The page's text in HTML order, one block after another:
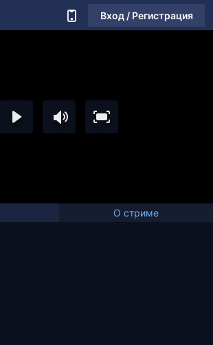
Вход / Регистрация
О стриме